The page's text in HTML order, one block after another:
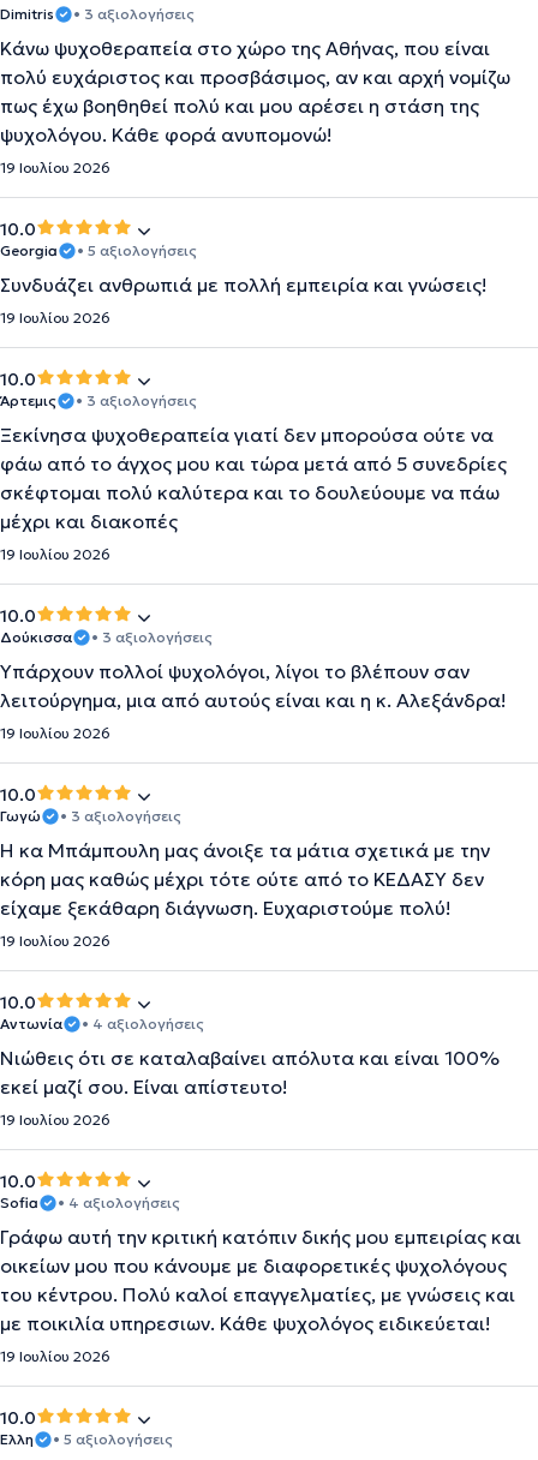
Dimitris • 3 αξιολογήσεις
Κάνω ψυχοθεραπεία στο χώρο της Αθήνας, που είναι
πολύ ευχάριστος και προσβάσιμος, αν και αρχή νομίζω
πως έχω βοηθηθεί πολύ και μου αρέσει η στάση της
ψυχολόγου. Κάθε φορά ανυπομονώ!
19 Ιουλίου 2026
10.0
Georgia • 5 αξιολογήσεις
Συνδυάζει ανθρωπιά με πολλή εμπειρία και γνώσεις!
19 Ιουλίου 2026
10.0
Άρτεμις • 3 αξιολογήσεις
Ξεκίνησα ψυχοθεραπεία γιατί δεν μπορούσα ούτε να
φάω από το άγχος μου και τώρα μετά από 5 συνεδρίες
σκέφτομαι πολύ καλύτερα και το δουλεύουμε να πάω
μέχρι και διακοπές
19 Ιουλίου 2026
10.0
Δούκισσα • 3 αξιολογήσεις
Υπάρχουν πολλοί ψυχολόγοι, λίγοι το βλέπουν σαν
λειτούργημα, μια από αυτούς είναι και η κ. Αλεξάνδρα!
19 Ιουλίου 2026
10.0
Γωγώ • 3 αξιολογήσεις
Η κα Μπάμπουλη μας άνοιξε τα μάτια σχετικά με την
κόρη μας καθώς μέχρι τότε ούτε από το ΚΕΔΑΣΥ δεν
είχαμε ξεκάθαρη διάγνωση. Ευχαριστούμε πολύ!
19 Ιουλίου 2026
10.0
Αντωνία • 4 αξιολογήσεις
Νιώθεις ότι σε καταλαβαίνει απόλυτα και είναι 100%
εκεί μαζί σου. Είναι απίστευτο!
19 Ιουλίου 2026
10.0
Sofia • 4 αξιολογήσεις
Γράφω αυτή την κριτική κατόπιν δικής μου εμπειρίας και
οικείων μου που κάνουμε με διαφορετικές ψυχολόγους
του κέντρου. Πολύ καλοί επαγγελματίες, με γνώσεις και
με ποικιλία υπηρεσιων. Κάθε ψυχολόγος ειδικεύεται!
19 Ιουλίου 2026
10.0
Έλλη • 5 αξιολογήσεις